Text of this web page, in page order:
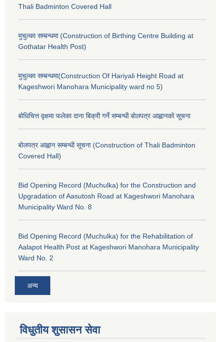
Thali Badminton Covered Hall
मुचुल्का सम्बन्धमा (Construction of Birthing Centre Building at
Gothatar Health Post)
मुचुल्का सम्बन्धमा(Construction Of Hariyali Height Road at
Kageshwori Manohara Municipality ward no 5)
बोधिचित्त वृक्षमा फलेका दाना बिक्री गर्ने सम्बन्धी बोलपत्र आह्वानको सूचना
बोलपत्र आह्वान सम्बन्धी सूचना (Construction of Thali Badminton
Covered Hall)
Bid Opening Record (Muchulka) for the Construction and
Upgradation of Aasutosh Road at Kageshwori Manohara
Municipality Ward No. 8
Bid Opening Record (Muchulka) for the Rehabilitation of
Aalapot Health Post at Kageshwori Manohara Municipality
Ward No. 2
अन्य
विधुतीय शुसासन सेवा